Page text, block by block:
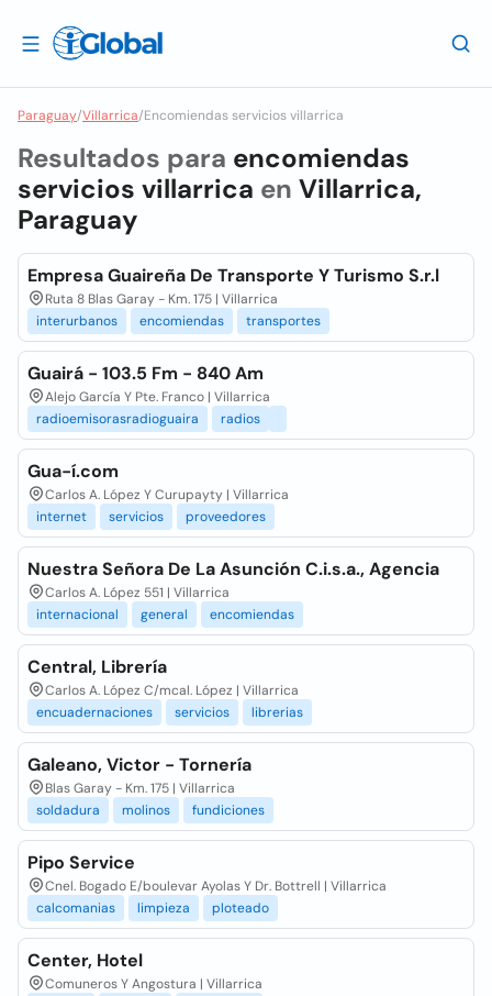
Paraguay/Villarrica/Encomiendas servicios villarrica
Resultados para encomiendas
servicios villarrica en Villarrica,
Paraguay
Empresa Guaireña De Transporte Y Turismo S.r.l
Ruta 8 Blas Garay - Km. 175 | Villarrica
interurbanos
encomiendas transportes
Guairá - 103.5 Fm - 840 Am
Alejo García Y Pte. Franco | Villarrica
radioemisorasradioguaira
radios
Gua-í.com
Carlos A. López Y Curupayty | Villarrica
internet
servicios proveedores
Nuestra Señora De La Asunción C.i.s.a., Agencia
Carlos A. López 551 | Villarrica
internacional
general encomiendas
Central, Librería
Carlos A. López C/mcal. López | Villarrica
encuadernaciones
servicios librerias
Galeano, Victor - Tornería
Blas Garay - Km. 175 | Villarrica
soldadura
molinos fundiciones
Pipo Service
Cnel. Bogado E/boulevar Ayolas Y Dr. Bottrell | Villarrica
calcomanias
limpieza ploteado
Center, Hotel
Comuneros Y Angostura | Villarrica